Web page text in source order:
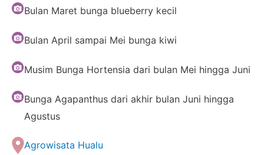
Bulan Maret bunga blueberry kecil
Bulan April sampai Mei bunga kiwi
Musim Bunga Hortensia dari bulan Mei hingga Juni
Bunga Agapanthus dari akhir bulan Juni hingga
Agustus
Agrowisata Hualu